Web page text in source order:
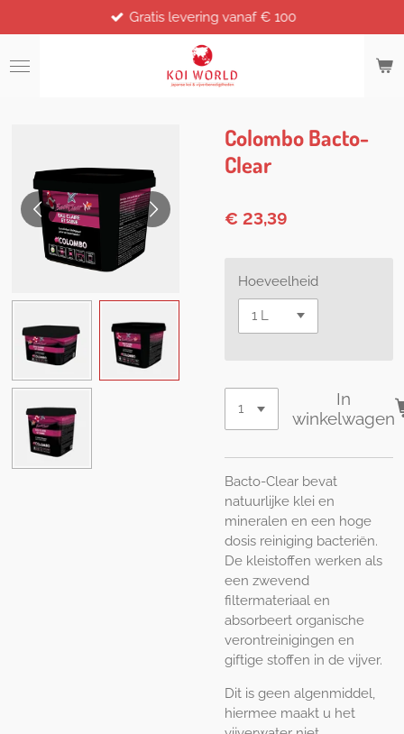
direct
naar
de
Gratis levering vanaf € 100
Colombo Bacto-
Clear
€ 23,39
Hoeveelheid
In
winkelwagen
Bacto-Clear bevat
natuurlijke klei en
mineralen en een hoge
dosis reiniging bacteriën.
De kleistoffen werken als
een zwevend
filtermateriaal en
absorbeert organische
verontreinigingen en
giftige stoffen in de vijver.
Dit is geen algenmiddel,
hiermee maakt u het